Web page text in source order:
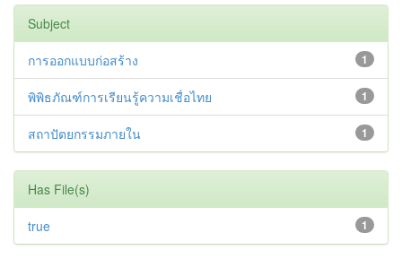
Subject
1
การออกแบบก่อสร้าง
1
พิพิธภัณฑ์การเรียนรู้ความเชื่อไทย
1
สถาปัตยกรรมภายใน
Has File(s)
1
true